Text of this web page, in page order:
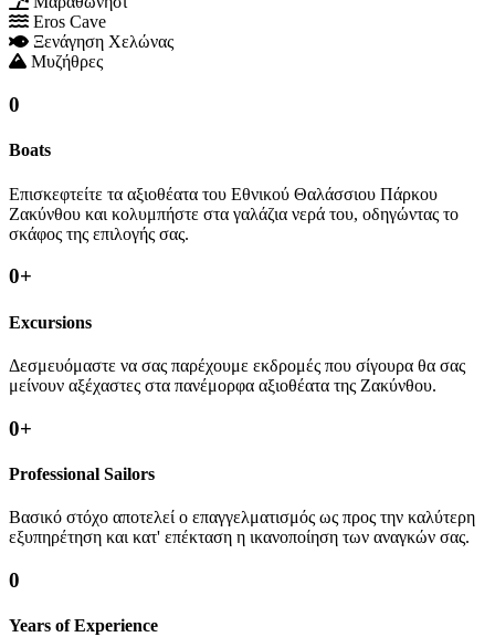
Eros Cave
Ξενάγηση Χελώνας
Μυζήθρες
0
Boats
Επισκεφτείτε τα αξιοθέατα του Εθνικού Θαλάσσιου Πάρκου
Ζακύνθου και κολυμπήστε στα γαλάζια νερά του, οδηγώντας το
σκάφος της επιλογής σας.
0+
Excursions
Δεσμευόμαστε να σας παρέχουμε εκδρομές που σίγουρα θα σας
μείνουν αξέχαστες στα πανέμορφα αξιοθέατα της Ζακύνθου.
0+
Professional Sailors
Βασικό στόχο αποτελεί ο επαγγελματισμός ως προς την καλύτερη
εξυπηρέτηση και κατ' επέκταση η ικανοποίηση των αναγκών σας.
0
Years of Experience